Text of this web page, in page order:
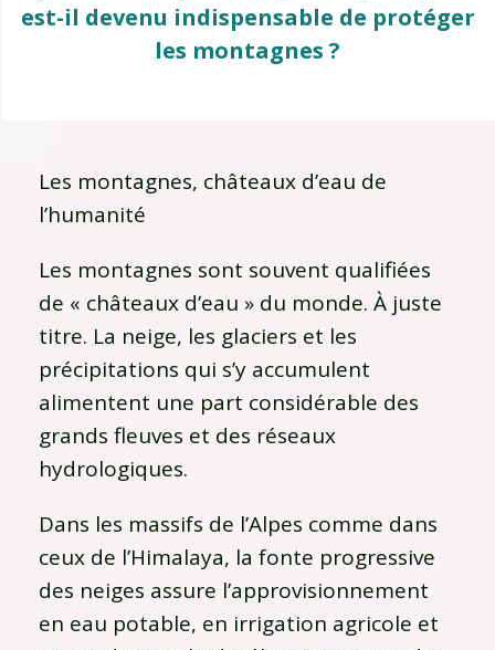
est-il devenu indispensable de protéger
les montagnes ?
Les montagnes, châteaux d’eau de
l’humanité
Les montagnes sont souvent qualifiées
de « châteaux d’eau » du monde. À juste
titre. La neige, les glaciers et les
précipitations qui s’y accumulent
alimentent une part considérable des
grands fleuves et des réseaux
hydrologiques.
Dans les massifs de l’Alpes comme dans
ceux de l’Himalaya, la fonte progressive
des neiges assure l’approvisionnement
en eau potable, en irrigation agricole et